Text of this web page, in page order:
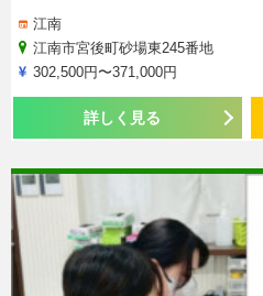
江南
江南市宮後町砂場東245番地
302,500円〜371,000円
詳しく見る